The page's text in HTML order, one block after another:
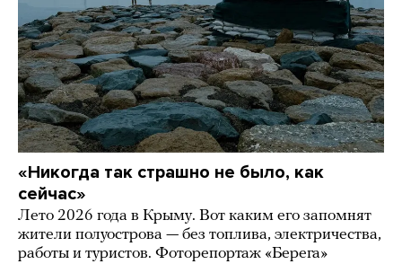
«Никогда так страшно не было, как
сейчас»
Лето 2026 года в Крыму. Вот каким его запомнят
жители полуострова — без топлива, электричества,
работы и туристов. Фоторепортаж «Берега»